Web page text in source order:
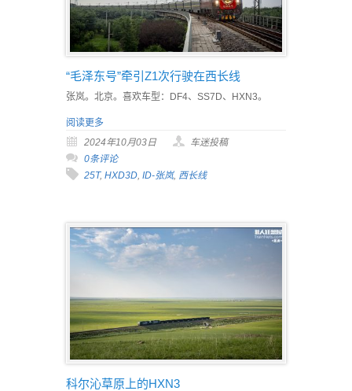
“毛泽东号”牵引Z1次行驶在西长线
张岚。北京。喜欢车型：DF4、SS7D、HXN3。
阅读更多
2024年10月03日
车迷投稿
0条评论
25T, HXD3D, ID-张岚, 西长线
科尔沁草原上的HXN3